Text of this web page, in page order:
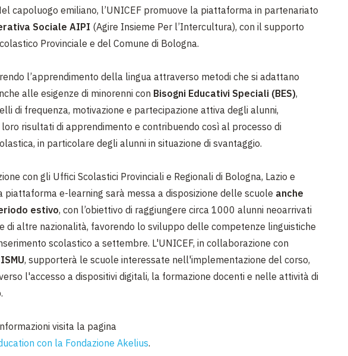
capoluogo emiliano, l’UNICEF promuove la piattaforma in partenariato
Sociale AIPI (Agire Insieme Per l’Intercultura), con il supporto
Provinciale e del Comune di Bologna.
l’apprendimento della lingua attraverso metodi che si adattano
alle esigenze di minorenni con Bisogni Educativi Speciali (BES),
di frequenza, motivazione e partecipazione attiva degli alunni,
loro risultati di apprendimento e contribuendo così al processo di
in particolare degli alunni in situazione di svantaggio.
con gli Uffici Scolastici Provinciali e Regionali di Bologna, Lazio e
piattaforma e-learning sarà messa a disposizione delle scuole anche
estivo, con l’obiettivo di raggiungere circa 1000 alunni neoarrivati
di altre nazionalità, favorendo lo sviluppo delle competenze linguistiche
scolastico a settembre. L'UNICEF, in collaborazione con
, supporterà le scuole interessate nell'implementazione del corso,
l'accesso a dispositivi digitali, la formazione docenti e nelle attività di
visita la pagina
con la Fondazione Akelius.